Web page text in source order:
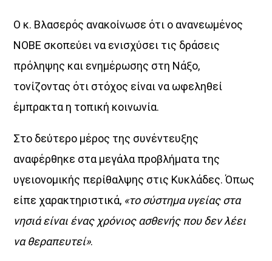
φέρνοντας στο Αιγαίο τον παλμό της Αθήνας,
μέσα από μουσική, ενημέρωση, σύγχρονη αισθητική
και την ξεχωριστή ταυτότητα του Voice 102.5.
🎧 16:00 – 18:00
με τη Χαρά Αλεξανδροπούλου
🎧 18:00 – 20:00
Ένα μοναδικό «πάντρεμα»
της ενέργειας της πόλης με την αύρα του Αιγαίου.
θέματα από τον πολιτισμό και την κοινωνία,
νέες ιδέες, πρόσωπα και ό,τι συμβαίνει τώρα.
Ο Voice 102.5, το ραδιόφωνο της Athens Voice,
εκπέμπει από την καρδιά της Αθήνας
και μετατρέπει τον παλμό της πόλης… σε φωνή.
Ο κ. Βλασερός ανακοίνωσε ότι ο ανανεωμένος
ΝΟΒΕ σκοπεύει να ενισχύσει τις δράσεις
πρόληψης και ενημέρωσης στη Νάξο,
τονίζοντας ότι στόχος είναι να ωφεληθεί
έμπρακτα η τοπική κοινωνία.
Στο δεύτερο μέρος της συνέντευξης
αναφέρθηκε στα μεγάλα προβλήματα της
υγειονομικής περίθαλψης στις Κυκλάδες. Όπως
είπε χαρακτηριστικά, «το σύστημα υγείας στα
νησιά είναι ένας χρόνιος ασθενής που δεν λέει
να θεραπευτεί».